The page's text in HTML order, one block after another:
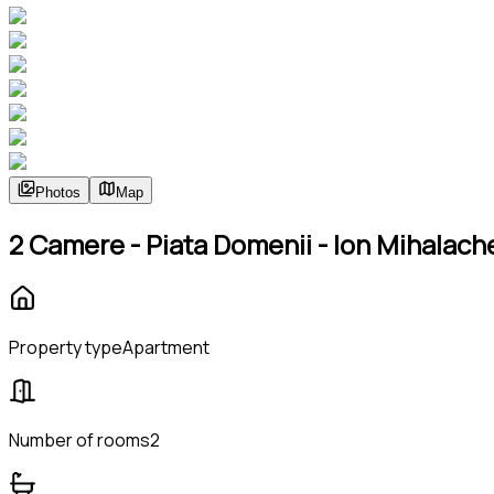
Photos Map
2 Camere - Piata Domenii - Ion
Property typeApartment
Number of rooms2